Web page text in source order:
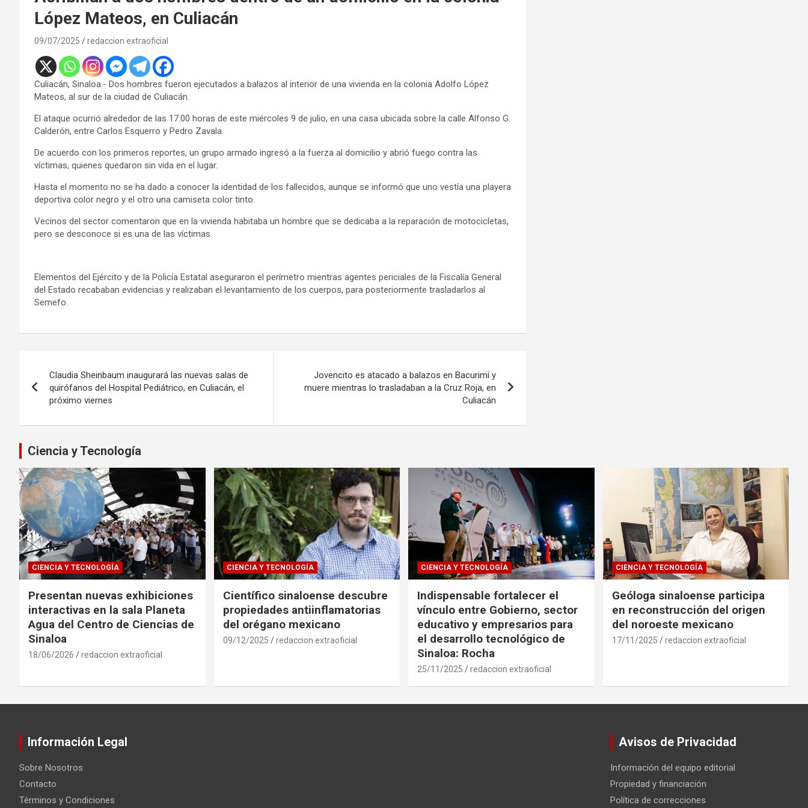
López Mateos, en Culiacán
09/07/2025 redaccion extraoficial
Culiacán, Sinaloa.- Dos hombres fueron ejecutados a balazos al interior de una vivienda en la colonia Adolfo López
Mateos, al sur de la ciudad de Culiacán.
El ataque ocurrió alrededor de las 17:00 horas de este miércoles 9 de julio, en una casa ubicada sobre la calle Alfonso G.
Calderón, entre Carlos Esquerro y Pedro Zavala.
De acuerdo con los primeros reportes, un grupo armado ingresó a la fuerza al domicilio y abrió fuego contra las
víctimas, quienes quedaron sin vida en el lugar.
Hasta el momento no se ha dado a conocer la identidad de los fallecidos, aunque se informó que uno vestía una playera
deportiva color negro y el otro una camiseta color tinto.
Vecinos del sector comentaron que en la vivienda habitaba un hombre que se dedicaba a la reparación de motocicletas,
pero se desconoce si es una de las víctimas.
Elementos del Ejército y de la Policía Estatal aseguraron el perímetro mientras agentes periciales de la Fiscalía General
del Estado recababan evidencias y realizaban el levantamiento de los cuerpos, para posteriormente trasladarlos al
Semefo.
de
entradas
Claudia Sheinbaum inaugurará las nuevas salas de
quirófanos del Hospital Pediátrico, en Culiacán, el
próximo viernes
Jovencito es atacado a balazos en Bacurimí y
muere mientras lo trasladaban a la Cruz Roja, en
Culiacán
Ciencia y Tecnología
CIENCIA Y TECNOLOGÍA
Presentan nuevas exhibiciones
interactivas en la sala Planeta
Agua del Centro de Ciencias de
Sinaloa
18/06/2026 redaccion extraoficial
CIENCIA Y TECNOLOGÍA
Científico sinaloense descubre
propiedades antiinflamatorias
del orégano mexicano
09/12/2025 redaccion extraoficial
CIENCIA Y TECNOLOGÍA
Indispensable fortalecer el
vínculo entre Gobierno, sector
educativo y empresarios para
el desarrollo tecnológico de
Sinaloa: Rocha
25/11/2025 redaccion extraoficial
CIENCIA Y TECNOLOGÍA
Geóloga sinaloense participa
en reconstrucción del origen
del noroeste mexicano
17/11/2025 redaccion extraoficial
Información Legal
Sobre Nosotros
Contacto
Términos y Condiciones
Avisos de Privacidad
Información del equipo editorial
Propiedad y financiación
Política de correcciones